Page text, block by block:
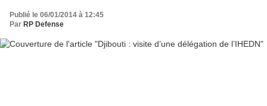
Publié le 06/01/2014 à 12:45
Par RP Defense